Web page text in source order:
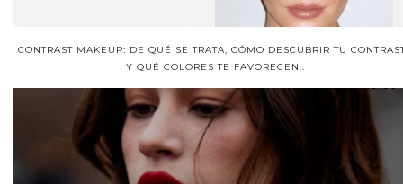
CONTRAST MAKEUP: DE QUÉ SE TRATA, CÓMO DESCUBRIR TU
Y QUÉ COLORES TE FAVORECEN..